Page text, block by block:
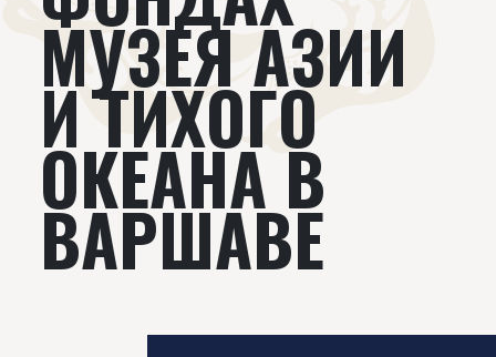
Видеолекторий
МУЗЕЯ АЗИИ
И ТИХОГО
ОКЕАНА В
ВАРШАВЕ